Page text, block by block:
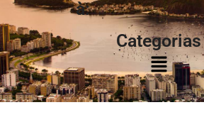
à:
Categorias